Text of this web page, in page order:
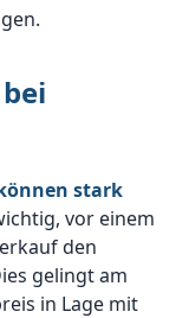
stark
vor einem
den
gelingt am
in Lage mit